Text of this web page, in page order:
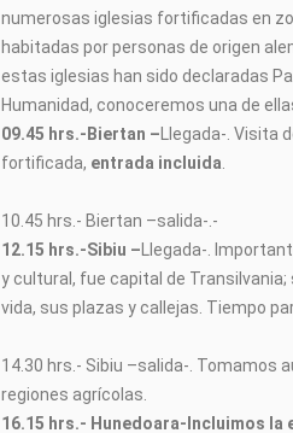
numerosas iglesias fortificadas en
habitadas por personas de origen
estas iglesias han sido declaradas
Humanidad, conoceremos una de
09.45 hrs.-Biertan – Llegada-. Visita
fortificada, entrada incluida
10.45 hrs.- Biertan –salida-.-
12.15 hrs.-Sibiu – Llegada-.
y cultural, fue capital de Transilvania;
vida, sus plazas y callejas. Tiempo
14.30 hrs.- Sibiu –salida-. Tomamos
regiones agrícolas.
16.15 hrs.- Hunedoara-Incluimos la